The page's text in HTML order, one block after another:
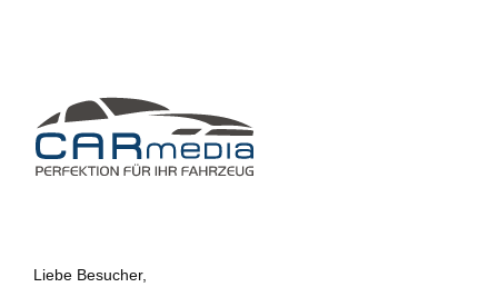
Liebe Besucher,